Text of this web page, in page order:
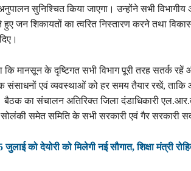
सुनिश्चित किया जाएगा। उन्होंने सभी
जन शिकायतों का त्वरित निस्तारण करने तथा विकास
कि मानसून के दृष्टिगत सभी विभाग पूरी तरह सतर्क
एवं व्यवस्थाओं को हर समय तैयार रखें, ताकि
बैठक का संचालन अतिरिक्त जिला दंडाधिकारी
समेत समिति के सभी सरकारी एवं गैर सरकारी
जुलाई को देयोरी को मिलेगी नई सौगात, शिक्षा मंत्री